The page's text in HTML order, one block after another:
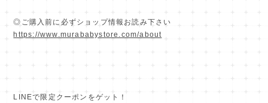
◎ご購入前に必ずショップ情報お読み下さい
https://www.murababystore.com/about
LINEで限定クーポンをゲット！